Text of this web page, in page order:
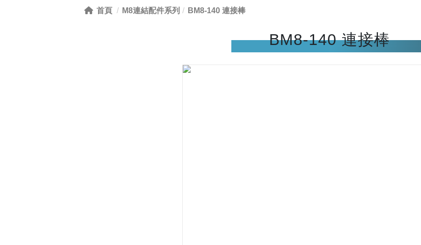
首頁 M8連結配件系列 BM8-140 連接棒
BM8-140 連接棒